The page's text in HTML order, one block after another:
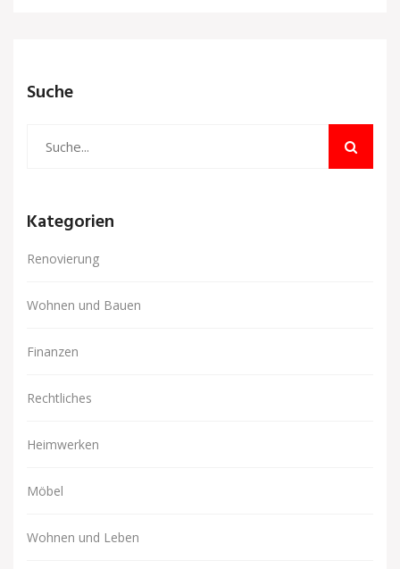
Suche
Kategorien
Renovierung
Wohnen und Bauen
Finanzen
Rechtliches
Heimwerken
Möbel
Wohnen und Leben